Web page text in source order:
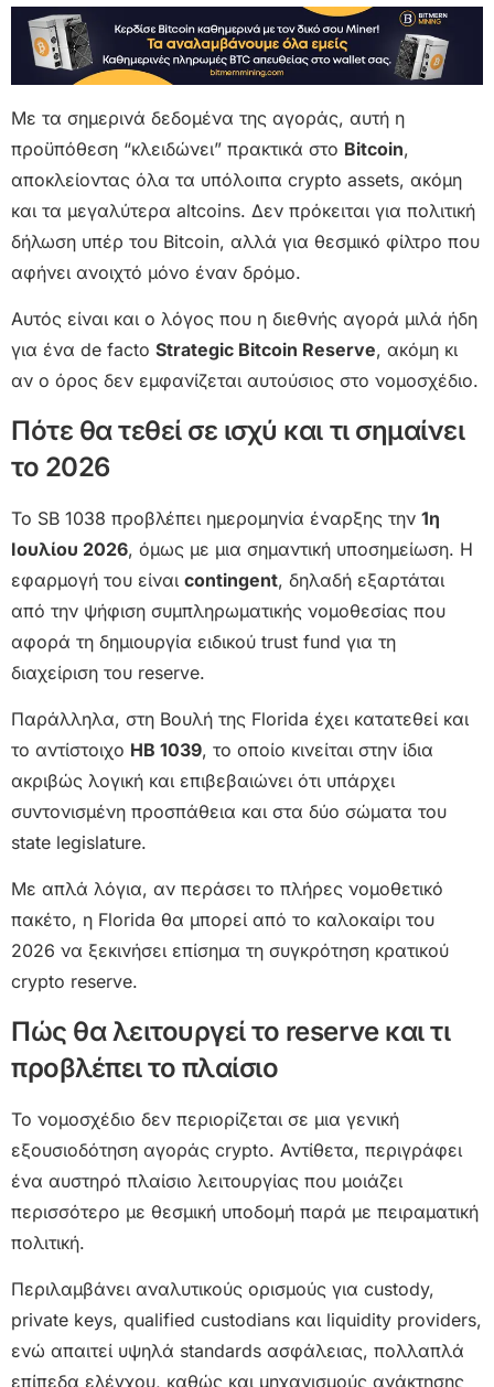
Με τα σημερινά δεδομένα της αγοράς, αυτή η
προϋπόθεση “κλειδώνει” πρακτικά στο Bitcoin,
αποκλείοντας όλα τα υπόλοιπα crypto assets, ακόμη
και τα μεγαλύτερα altcoins. Δεν πρόκειται για πολιτική
δήλωση υπέρ του Bitcoin, αλλά για θεσμικό φίλτρο που
αφήνει ανοιχτό μόνο έναν δρόμο.
Αυτός είναι και ο λόγος που η διεθνής αγορά μιλά ήδη
για ένα de facto Strategic Bitcoin Reserve, ακόμη κι
αν ο όρος δεν εμφανίζεται αυτούσιος στο νομοσχέδιο.
Πότε θα τεθεί σε ισχύ και τι σημαίνει
το 2026
Το SB 1038 προβλέπει ημερομηνία έναρξης την 1η
Ιουλίου 2026, όμως με μια σημαντική υποσημείωση. Η
εφαρμογή του είναι contingent, δηλαδή εξαρτάται
από την ψήφιση συμπληρωματικής νομοθεσίας που
αφορά τη δημιουργία ειδικού trust fund για τη
διαχείριση του reserve.
Παράλληλα, στη Βουλή της Florida έχει κατατεθεί και
το αντίστοιχο HB 1039, το οποίο κινείται στην ίδια
ακριβώς λογική και επιβεβαιώνει ότι υπάρχει
συντονισμένη προσπάθεια και στα δύο σώματα του
state legislature.
Με απλά λόγια, αν περάσει το πλήρες νομοθετικό
πακέτο, η Florida θα μπορεί από το καλοκαίρι του
2026 να ξεκινήσει επίσημα τη συγκρότηση κρατικού
crypto reserve.
Πώς θα λειτουργεί το reserve και τι
προβλέπει το πλαίσιο
Το νομοσχέδιο δεν περιορίζεται σε μια γενική
εξουσιοδότηση αγοράς crypto. Αντίθετα, περιγράφει
ένα αυστηρό πλαίσιο λειτουργίας που μοιάζει
περισσότερο με θεσμική υποδομή παρά με πειραματική
πολιτική.
Περιλαμβάνει αναλυτικούς ορισμούς για custody,
private keys, qualified custodians και liquidity providers,
ενώ απαιτεί υψηλά standards ασφάλειας, πολλαπλά
επίπεδα ελέγχου, καθώς και μηχανισμούς ανάκτησης